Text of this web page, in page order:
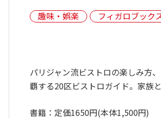
趣味・娯楽 フィガロブック
パリジャン流ビストロの楽しみ方
覇する20区ビストロガイド。家族
書籍：定価1650円(本体1,500円)